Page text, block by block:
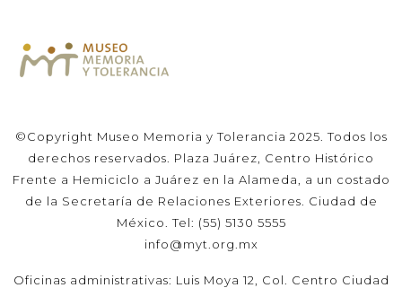
©Copyright Museo Memoria y Tolerancia 2025. Todos los
derechos reservados. Plaza Juárez, Centro Histórico
Frente a Hemiciclo a Juárez en la Alameda, a un costado
de la Secretaría de Relaciones Exteriores. Ciudad de
México. Tel: (55) 5130 5555
info@myt.org.mx
Oficinas administrativas: Luis Moya 12, Col. Centro Ciudad